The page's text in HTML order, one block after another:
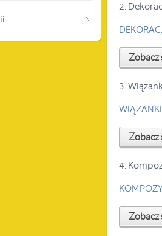
2.
Zobacz
3.
Zobacz
4.
Zobacz